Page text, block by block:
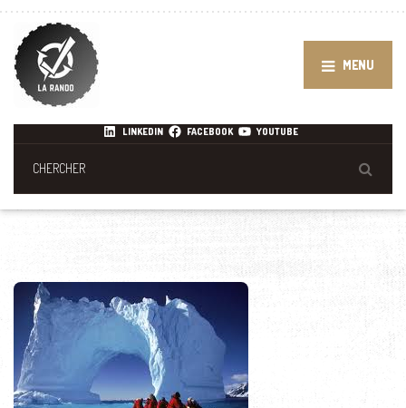
MENU
LINKEDIN FACEBOOK YOUTUBE